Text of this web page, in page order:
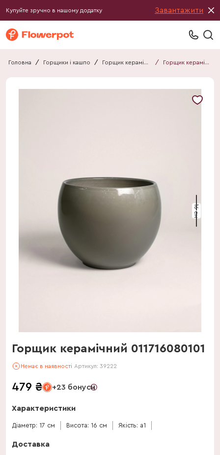
Купуйте зручно в нашому додатку Завантажити
Головна / Горщики і кашпо / Горщик керамічний / Горщик керамічний 011716080101
16 см
Горщик керамічний 011716080101
Немає в наявності Артикул: 39222
479 ₴ +23 бонуси
Характеристики
Діаметр: 17 см Висота: 16 см Якість: a1
Доставка